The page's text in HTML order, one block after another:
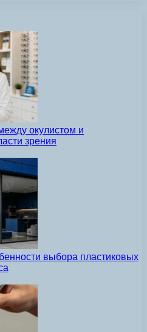
окулистом и
зрения
выбора пластиковых